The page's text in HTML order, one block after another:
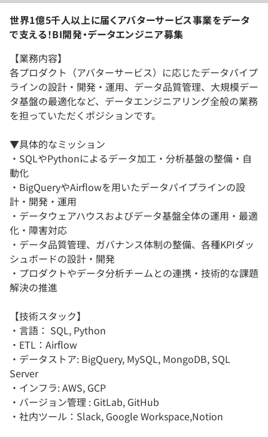
世界1億5千人以上に届くアバターサービス事業をデータ
で支える！BI開発・データエンジニア募集
【業務内容】
各プロダクト（アバターサービス）に応じたデータパイプ
ラインの設計・開発・運用、データ品質管理、大規模デー
タ基盤の最適化など、データエンジニアリング全般の業務
を担っていただくポジションです。
▼具体的なミッション
・SQLやPythonによるデータ加工・分析基盤の整備・自
動化
・BigQueryやAirflowを用いたデータパイプラインの設
計・開発・運用
・データウェアハウスおよびデータ基盤全体の運用・最適
化・障害対応
・データ品質管理、ガバナンス体制の整備、各種KPIダッ
シュボードの設計・開発
・プロダクトやデータ分析チームとの連携・技術的な課題
解決の推進
【技術スタック】
・言語： SQL, Python
・ETL：Airflow
・データストア: BigQuery, MySQL, MongoDB, SQL
Server
・インフラ: AWS, GCP
・バージョン管理 : GitLab, GitHub
・社内ツール：Slack, Google Workspace,Notion